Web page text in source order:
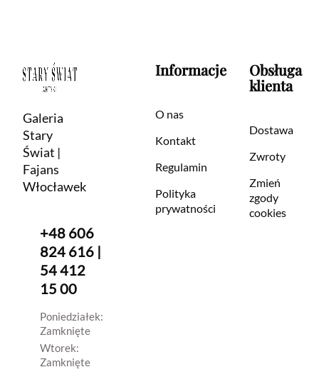
Galeria
Stary
Świat |
Fajans
Włocławek
+48 606
824 616 |
54 412
15 00
Poniedziałek:
Zamknięte
Wtorek:
Zamknięte
Informacje
O nas
Kontakt
Regulamin
Polityka
prywatności
Obsługa
klienta
Dostawa
Zwroty
Zmień
zgody
cookies